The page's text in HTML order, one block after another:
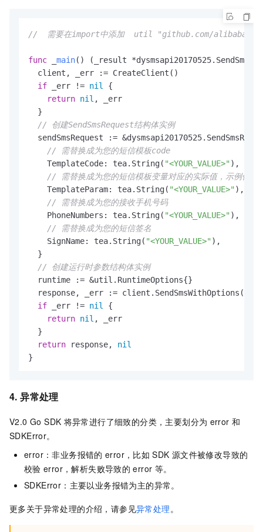
//  需要在import中添加  util "github.com/
func main()
(_result
  client, _err := CreateClient()
if _err != nil {
return nil , _err
  }
// 创建SendSmsRequest结构体实例
sendSmsRequest :=
// 需替换成为您的短信模板code
    TemplateCode: tea.String(
"<YOUR_VALUE>" ),
// 需替换成为您的短信模板变量对应的实际值，示例值
    TemplateParam: tea.String(
"<YOUR_VALUE>" ),
// 需替换成为您的接收手机号码
    PhoneNumbers: tea.String(
"<YOUR_VALUE>" ),
// 需替换成为您的短信签名
    SignName: tea.String(
"<YOUR_VALUE>" ),
  }
// 创建运行时参数结构体实例
  runtime := &util.RuntimeOptions{}
response, _err :=
if _err != nil {
return nil , _err
  }
return response, nil
4. 异常处理
V2.0 Go SDK 将异常进行了细致的分类，主要划分为 error 和
SDKError。
error：非业务报错的 error，比如 SDK 源文件被修改导致的
校验 error，解析失败导致的 error 等。
SDKError：主要以业务报错为主的异常。
更多关于异常处理的介绍，请参见异常处理。